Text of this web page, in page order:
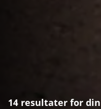
14 resultater for din